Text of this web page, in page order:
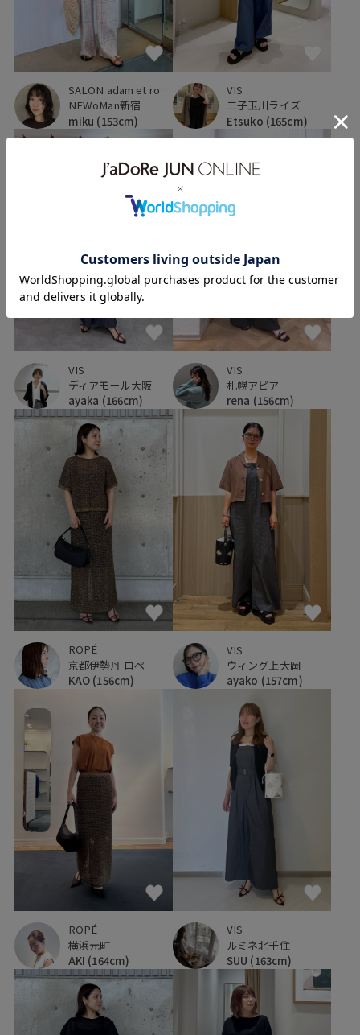
SALON adam et ropé
NEWoMan新宿
miku (153cm)
VIS
二子玉川ライズ
Etsuko (165cm)
VIS
ディアモール大阪
ayaka (166cm)
VIS
札幌アピア
rena (156cm)
ROPÉ
京都伊勢丹 ロペ
KAO (156cm)
VIS
ウィング上大岡
ayako (157cm)
ROPÉ
横浜元町
AKI (164cm)
VIS
ルミネ北千住
SUU (163cm)